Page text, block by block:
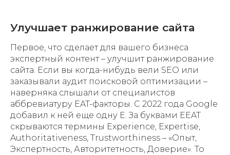
Улучшает ранжирование сайта
Первое, что сделает для вашего бизнеса
экспертный контент – улучшит ранжирование
сайта. Если вы когда-нибудь вели SEO или
заказывали аудит поисковой оптимизации –
наверняка слышали от специалистов
аббревиатуру EAT-факторы. С 2022 года Google
добавил к ней еще одну Е. За буквами EEAT
скрываются термины Experience, Expertise,
Authoritativeness, Trustworthiness – «Опыт,
Экспертность, Авторитетность, Доверие». То